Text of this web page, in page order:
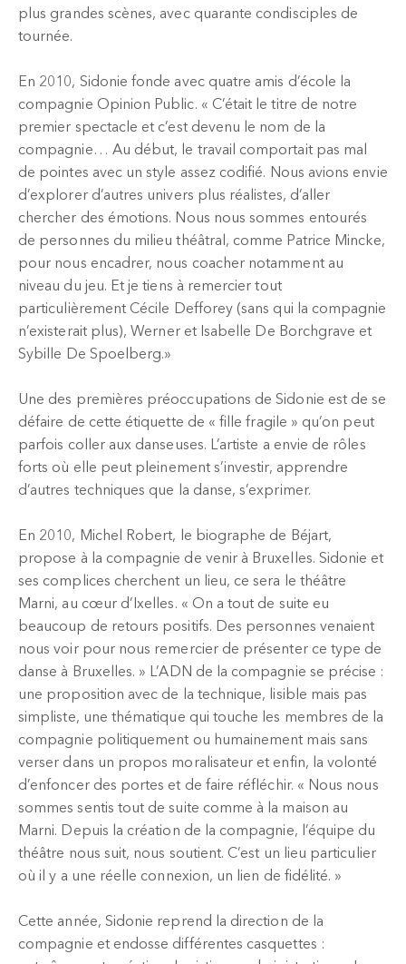
plus grandes scènes, avec quarante condisciples de
tournée.
En 2010, Sidonie fonde avec quatre amis d’école la
compagnie Opinion Public. « C’était le titre de notre
premier spectacle et c’est devenu le nom de la
compagnie… Au début, le travail comportait pas mal
de pointes avec un style assez codifié. Nous avions envie
d’explorer d’autres univers plus réalistes, d’aller
chercher des émotions. Nous nous sommes entourés
de personnes du milieu théâtral, comme Patrice Mincke,
pour nous encadrer, nous coacher notamment au
niveau du jeu. Et je tiens à remercier tout
particulièrement Cécile Defforey (sans qui la compagnie
n’existerait plus), Werner et Isabelle De Borchgrave et
Sybille De Spoelberg.»
Une des premières préoccupations de Sidonie est de se
défaire de cette étiquette de « fille fragile » qu’on peut
parfois coller aux danseuses. L’artiste a envie de rôles
forts où elle peut pleinement s’investir, apprendre
d’autres techniques que la danse, s’exprimer.
En 2010, Michel Robert, le biographe de Béjart,
propose à la compagnie de venir à Bruxelles. Sidonie et
ses complices cherchent un lieu, ce sera le théâtre
Marni, au cœur d’Ixelles. « On a tout de suite eu
beaucoup de retours positifs. Des personnes venaient
nous voir pour nous remercier de présenter ce type de
danse à Bruxelles. » L’ADN de la compagnie se précise :
une proposition avec de la technique, lisible mais pas
simpliste, une thématique qui touche les membres de la
compagnie politiquement ou humainement mais sans
verser dans un propos moralisateur et enfin, la volonté
d’enfoncer des portes et de faire réfléchir. « Nous nous
sommes sentis tout de suite comme à la maison au
Marni. Depuis la création de la compagnie, l’équipe du
théâtre nous suit, nous soutient. C’est un lieu particulier
où il y a une réelle connexion, un lien de fidélité. »
Cette année, Sidonie reprend la direction de la
compagnie et endosse différentes casquettes :